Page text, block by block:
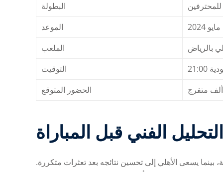
البطولة
الموعد
الملعب
بالرياض
التوقيت
الحضور المتوقع
التحليل الفني قبل المباراة
بينما يسعى الأهلي إلى تحسين نتائجه بعد تعثرات متكررة.